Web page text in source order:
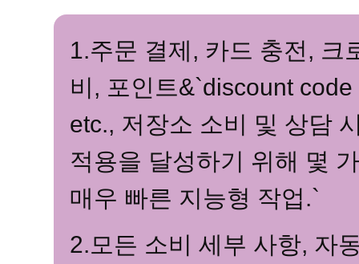
1.주문 결제, 카드 충전, 크
비, 포인트&`discount
etc., 저장소 소비 및 상담
적용을 달성하기 위해 몇
매우 빠른 지능형 작업.`
2.모든 소비 세부 사항, 자